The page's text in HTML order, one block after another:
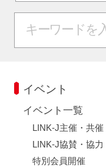
イベント
イベント一覧
LINK-J主催・共催
LINK-J協賛・協力
特別会員開催